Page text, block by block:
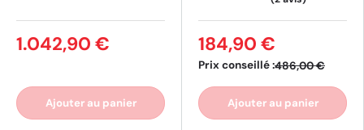
1.042,90 €
Ajouter au panier
Prix conseillé :486,00 €
184,90 €
Ajouter au panier